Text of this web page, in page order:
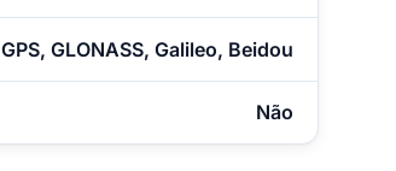
GPS, GLONASS, Galileo, Beidou
Não